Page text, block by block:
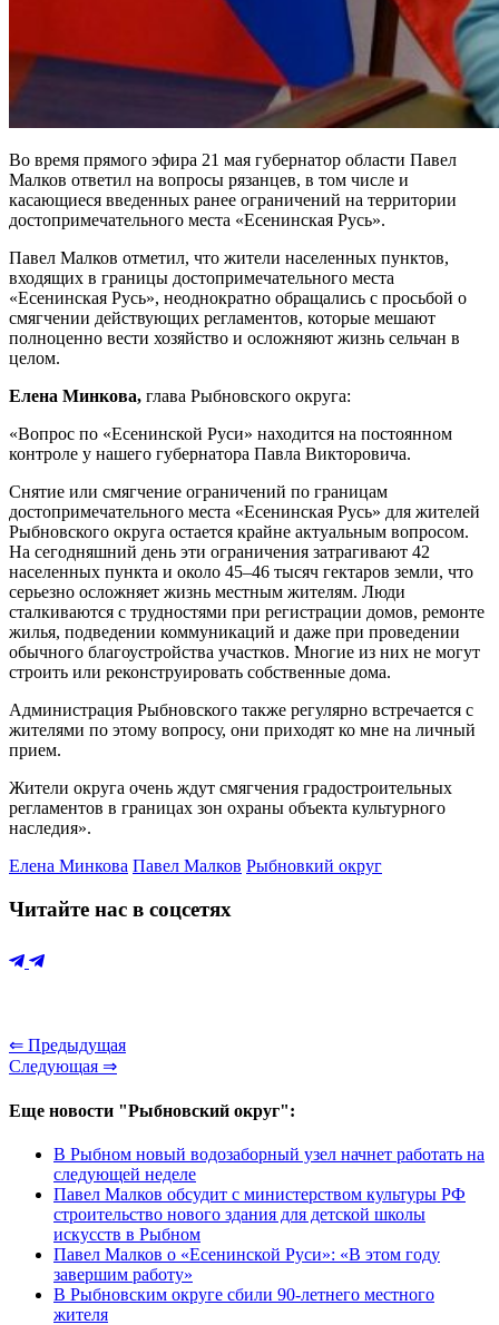
Во время прямого эфира 21 мая губернатор области Павел
Малков ответил на вопросы рязанцев, в том числе и
касающиеся введенных ранее ограничений на территории
достопримечательного места «Есенинская Русь».
Павел Малков отметил, что жители населенных пунктов,
входящих в границы достопримечательного места
«Есенинская Русь», неоднократно обращались с просьбой о
смягчении действующих регламентов, которые мешают
полноценно вести хозяйство и осложняют жизнь сельчан в
целом.
Елена Минкова, глава Рыбновского округа:
«Вопрос по «Есенинской Руси» находится на постоянном
контроле у нашего губернатора Павла Викторовича.
Снятие или смягчение ограничений по границам
достопримечательного места «Есенинская Русь» для жителей
Рыбновского округа остается крайне актуальным вопросом.
На сегодняшний день эти ограничения затрагивают 42
населенных пункта и около 45–46 тысяч гектаров земли, что
серьезно осложняет жизнь местным жителям. Люди
сталкиваются с трудностями при регистрации домов, ремонте
жилья, подведении коммуникаций и даже при проведении
обычного благоустройства участков. Многие из них не могут
строить или реконструировать собственные дома.
Администрация Рыбновского также регулярно встречается с
жителями по этому вопросу, они приходят ко мне на личный
прием.
Жители округа очень ждут смягчения градостроительных
регламентов в границах зон охраны объекта культурного
наследия».
Елена Минкова Павел Малков Рыбновкий округ
Читайте нас в соцсетях
⇐ Предыдущая
Следующая ⇒
Еще новости "Рыбновский округ":
В Рыбном новый водозаборный узел начнет работать на
следующей неделе
Павел Малков обсудит с министерством культуры РФ
строительство нового здания для детской школы
искусств в Рыбном
Павел Малков о «Есенинской Руси»: «В этом году
завершим работу»
В Рыбновским округе сбили 90-летнего местного
жителя